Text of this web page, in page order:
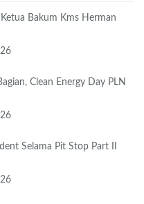
Bakum Kms Herman
Clean Energy Day PLN
Selama Pit Stop Part II